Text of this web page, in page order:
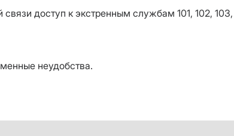
доступ к экстренным службам 101, 102,
неудобства.